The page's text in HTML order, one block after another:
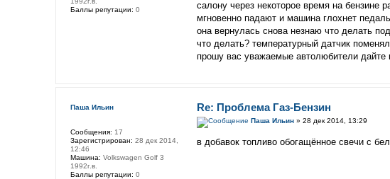
салону через некоторое время на бензине
мгновенно падают и машина глохнет
она вернулась снова незнаю что делать
что делать? температурный датчик
прошу вас уважаемые автолюбители дайте
Баллы репутации: 0
Re: Проблема Газ-Бензин
Паша Ильин» 28 дек 2014, 13:29
в добавок топливо обогащённое свечи с
Паша Ильин
Сообщения: 17
Зарегистрирован: 28 дек 2014,
12:46
Машина: Volkswagen Golf 3
1992г.в.
Баллы репутации: 0